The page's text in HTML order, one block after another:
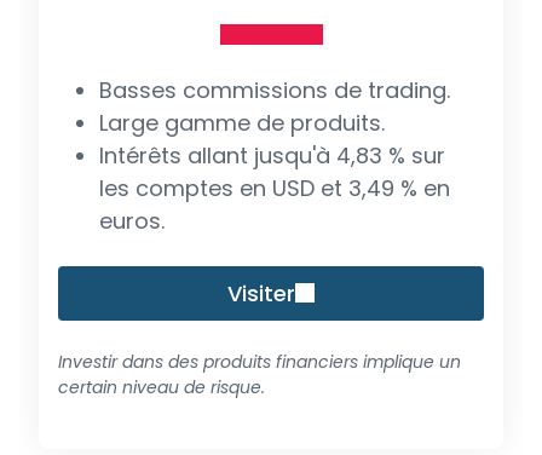
Basses commissions de trading.
Large gamme de produits.
Intérêts allant jusqu'à 4,83 % sur
les comptes en USD et 3,49 % en
euros.
Visiter
Investir dans des produits financiers implique un
certain niveau de risque.